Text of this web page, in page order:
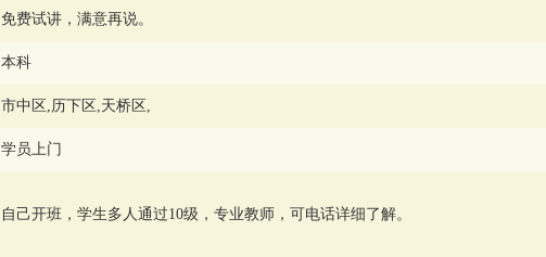
免费试讲，满意再说。
本科
市中区,历下区,天桥区,
学员上门
自己开班，学生多人通过10级，专业教师，可电话详细了解。